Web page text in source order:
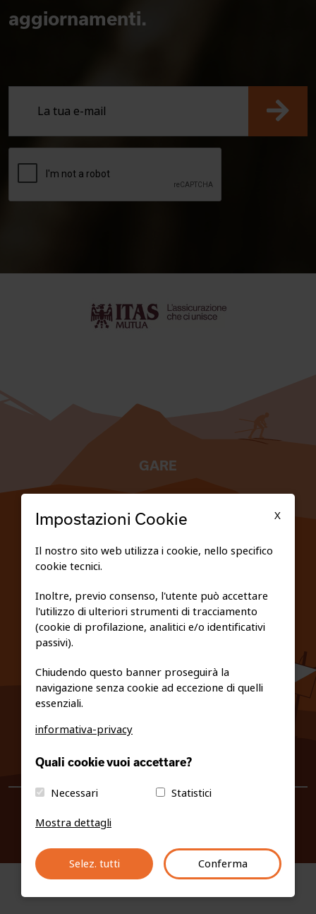
aggiornamenti.
GARE
PRIVACY E COOKIE POLICY
info@fiso.it|fiso@pec-mail.eu
X
Impostazioni Cookie
Il nostro sito web utilizza i cookie, nello specifico
cookie tecnici.
Inoltre, previo consenso, l'utente può accettare
l'utilizzo di ulteriori strumenti di tracciamento
(cookie di profilazione, analitici e/o identificativi
passivi).
Chiudendo questo banner proseguirà la
navigazione senza cookie ad eccezione di quelli
essenziali.
informativa-privacy
Quali cookie vuoi accettare?
Necessari
Statistici
Mostra dettagli
Selez. tutti Conferma